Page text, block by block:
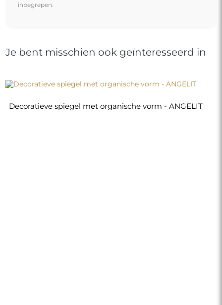
inbegrepen.
Je bent misschien ook geïnteresseerd in
Decoratieve spiegel met organische vorm - ANGELIT